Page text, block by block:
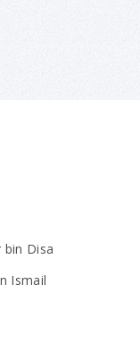
bin Disa
Ismail